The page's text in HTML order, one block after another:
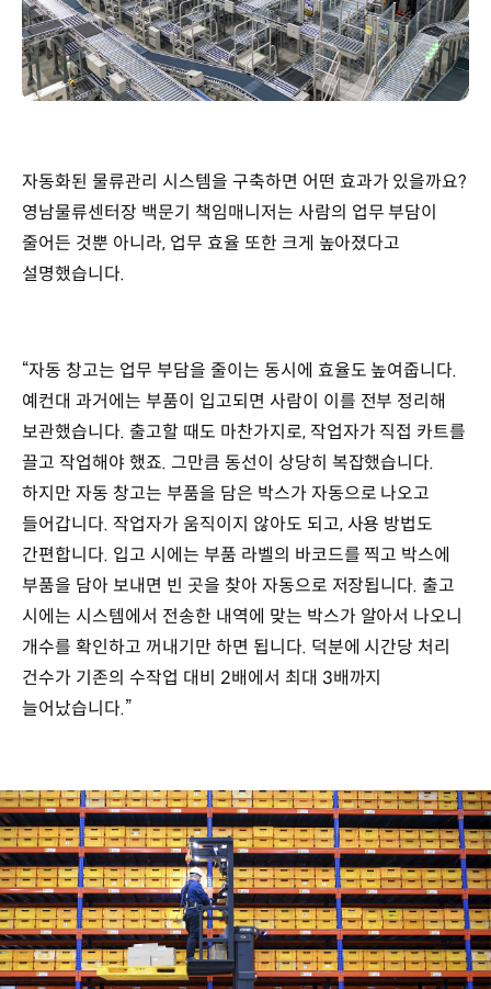
자동화된 물류관리 시스템을 구축하면 어떤 효과가 있을까요?
영남물류센터장 백문기 책임매니저는 사람의 업무 부담이
줄어든 것뿐 아니라, 업무 효율 또한 크게 높아졌다고
설명했습니다.
“자동 창고는 업무 부담을 줄이는 동시에 효율도 높여줍니다.
예컨대 과거에는 부품이 입고되면 사람이 이를 전부 정리해
보관했습니다. 출고할 때도 마찬가지로, 작업자가 직접 카트를
끌고 작업해야 했죠. 그만큼 동선이 상당히 복잡했습니다.
하지만 자동 창고는 부품을 담은 박스가 자동으로 나오고
들어갑니다. 작업자가 움직이지 않아도 되고, 사용 방법도
간편합니다. 입고 시에는 부품 라벨의 바코드를 찍고 박스에
부품을 담아 보내면 빈 곳을 찾아 자동으로 저장됩니다. 출고
시에는 시스템에서 전송한 내역에 맞는 박스가 알아서 나오니
개수를 확인하고 꺼내기만 하면 됩니다. 덕분에 시간당 처리
건수가 기존의 수작업 대비 2배에서 최대 3배까지
늘어났습니다.”